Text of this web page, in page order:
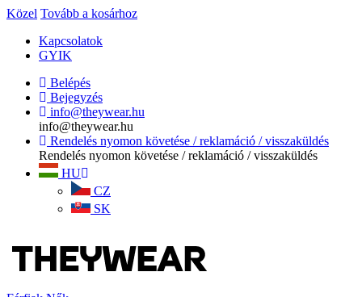
Közel Tovább a kosárhoz
Kapcsolatok
GYIK
Belépés
Bejegyzés
info@theywear.hu
info@theywear.hu
Rendelés nyomon követése / reklamáció / visszaküldés
Rendelés nyomon követése / reklamáció / visszaküldés
HU
CZ
SK